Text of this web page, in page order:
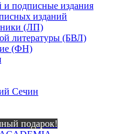
и подписные издания
изданий
(ЛП)
литературы (БВЛ)
(ФН)
Сечин
подарок!